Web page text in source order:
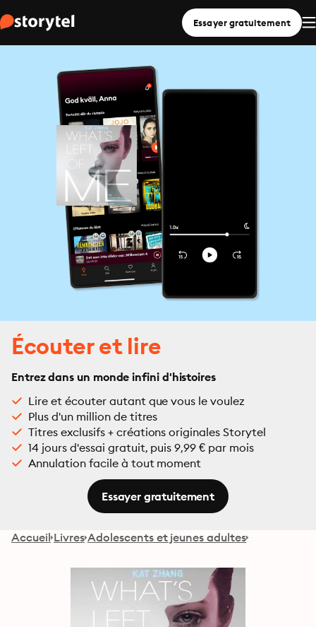
Essayer gratuitement
Écouter et lire
Entrez dans un monde infini d'histoires
Lire et écouter autant que vous le voulez
Plus d'un million de titres
Titres exclusifs + créations originales Storytel
14 jours d'essai gratuit, puis 9,99 € par mois
Annulation facile à tout moment
Essayer gratuitement
Accueil Livres Adolescents et jeunes adultes